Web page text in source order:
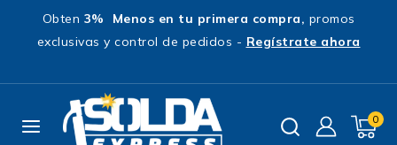
Obten 3% Menos en tu primera compra, promos
exclusivas y control de pedidos - Regístrate ahora
0